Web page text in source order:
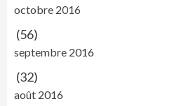
octobre 2016
(56)
septembre 2016
(32)
août 2016